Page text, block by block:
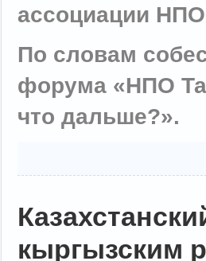
ассоциации
По словам
форума «НПО
что дальше?».
кыргызским